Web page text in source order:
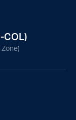
COL)